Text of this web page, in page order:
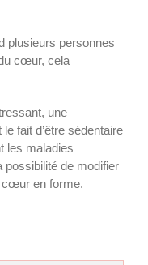
plusieurs personnes
cœur, cela
une
fait d’être sédentaire
les maladies
possibilité de modifier
cœur en forme.